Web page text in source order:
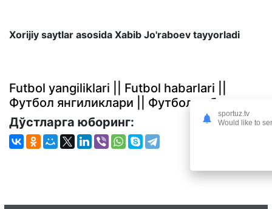
Xorijiy saytlar asosida Xabib Jo'raboev tayyorladi
Futbol yangiliklari || Futbol habarlari ||
Футбол янгиликлари || Футбол хабарлари
Дўстларга юборинг:
sportuz.tv
Would like to